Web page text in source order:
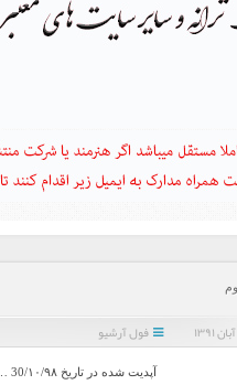
فول آرشیو
آپدیت شده در تاریخ 30/۱۰/۹۸ …